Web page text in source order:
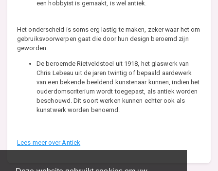
een hobbyist is gemaakt, is wel antiek.
Het onderscheid is soms erg lastig te maken, zeker waar het om
gebruiksvoorwerpen gaat die door hun design beroemd zijn
geworden.
De beroemde Rietveldstoel uit 1918, het glaswerk van
Chris Lebeau uit de jaren twintig of bepaald aardewerk
van een bekende beeldend kunstenaar kunnen, indien het
ouderdomscriterium wordt toegepast, als antiek worden
beschouwd. Dit soort werken kunnen echter ook als
kunstwerk worden benoemd.
Lees meer over Antiek